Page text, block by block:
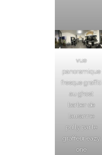
vue
panoramique
fresque graffiti
au ghost
barber de
lausanne
pully par le
graffeur eazy
one